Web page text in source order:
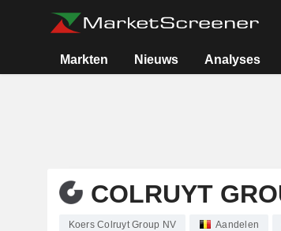
Markten Nieuws Analyses
COLRUYT
Koers Colruyt Group NV Aandelen